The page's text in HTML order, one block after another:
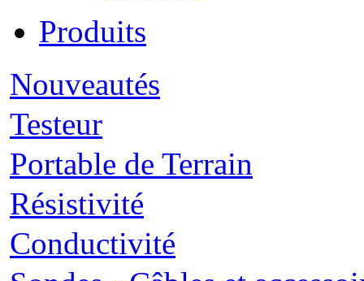
Produits
Nouveautés
Testeur
Portable de Terrain
Résistivité
Conductivité